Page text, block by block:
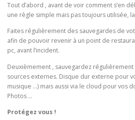
Tout d’abord , avant de voir comment s’en
une règle simple mais pas toujours utilisée,
Faites régulièrement des sauvegardes de
afin de pouvoir revenir à un point de
pc, avant l’incident.
Deuxièmement , sauvegardez
sources externes. Disque dur externe pour
musique …) mais aussi via le cloud pour vos
Photos …
Protégez vous !